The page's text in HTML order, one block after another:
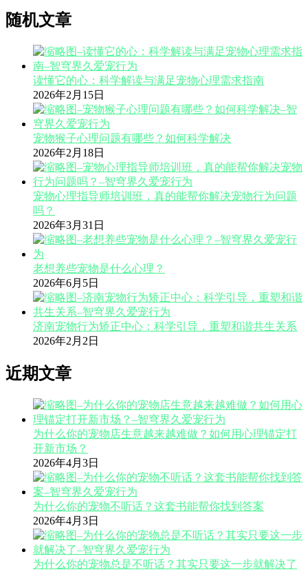
随机文章
读懂它的心：科学解读与满足宠物心理需求指南
2026年2月15日
宠物猴子心理问题有哪些？如何科学解决
2026年2月18日
宠物心理指导师培训班，真的能帮你解决宠物行为问题
吗？
2026年3月31日
老想养些宠物是什么心理？
2026年6月5日
济南宠物行为矫正中心：科学引导，重塑和谐共生关系
2026年2月2日
近期文章
为什么你的宠物店生意越来越难做？如何用心理锚定打
开新市场？
2026年4月3日
为什么你的宠物不听话？这套书能帮你找到答案
2026年4月3日
为什么你的宠物总是不听话？其实只要这一步就解决了